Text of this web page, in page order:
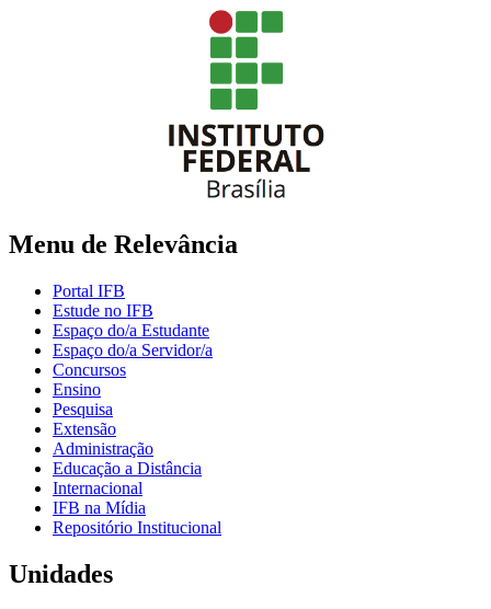
Menu de Relevância
Portal IFB
Estude no IFB
Espaço do/a Estudante
Espaço do/a Servidor/a
Concursos
Ensino
Pesquisa
Extensão
Administração
Educação a Distância
Internacional
IFB na Mídia
Repositório Institucional
Unidades